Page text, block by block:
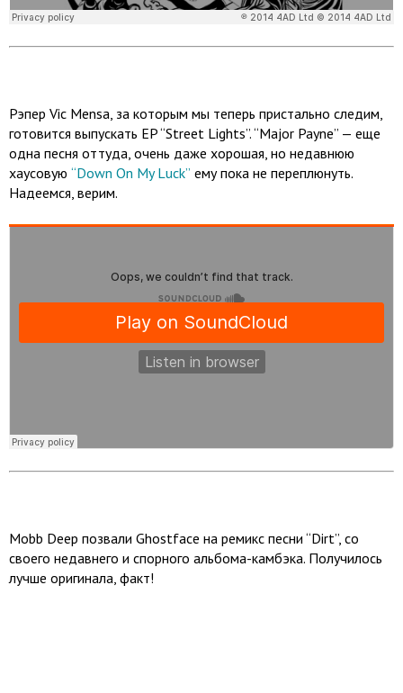
Рэпер Vic Mensa, за которым мы теперь пристально следим,
готовится выпускать EP “Street Lights”. “Major Payne” — еще
одна песня оттуда, очень даже хорошая, но недавнюю
хаусовую “Down On My Luck” ему пока не переплюнуть.
Надеемся, верим.
Mobb Deep позвали Ghostface на ремикс песни “Dirt”, cо
своего недавнего и спорного альбома-камбэка. Получилось
лучше оригинала, факт!